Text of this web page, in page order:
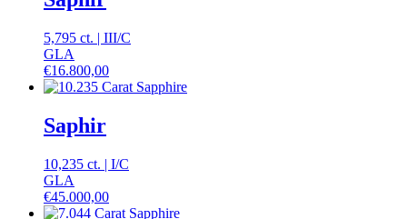
5,795 ct. | III/C
GLA
€16.800,00
Saphir
10,235 ct. | I/C
GLA
€45.000,00